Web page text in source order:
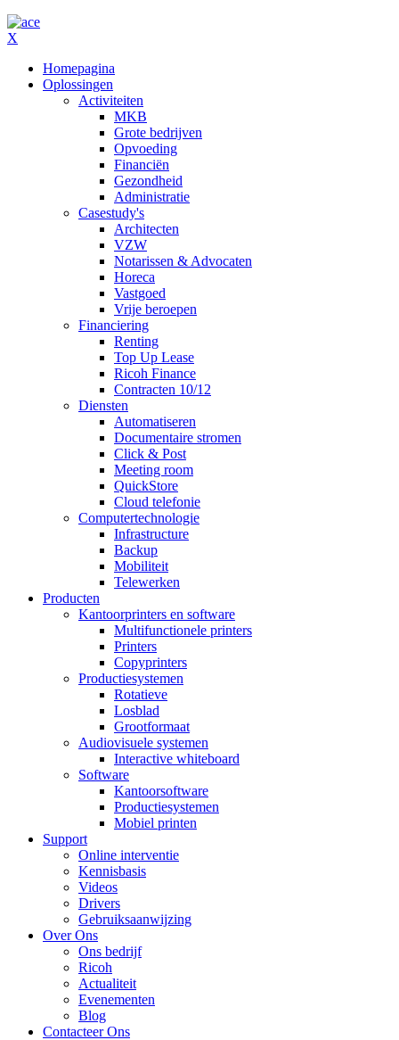
X
Homepagina
Oplossingen
Activiteiten
MKB
Grote bedrijven
Opvoeding
Financiën
Gezondheid
Administratie
Casestudy's
Architecten
VZW
Notarissen & Advocaten
Horeca
Vastgoed
Vrije beroepen
Financiering
Renting
Top Up Lease
Ricoh Finance
Contracten 10/12
Diensten
Automatiseren
Documentaire stromen
Click & Post
Meeting room
QuickStore
Cloud telefonie
Computertechnologie
Infrastructure
Backup
Mobiliteit
Telewerken
Producten
Kantoorprinters en software
Multifunctionele printers
Printers
Copyprinters
Productiesystemen
Rotatieve
Losblad
Grootformaat
Audiovisuele systemen
Interactive whiteboard
Software
Kantoorsoftware
Productiesystemen
Mobiel printen
Support
Online interventie
Kennisbasis
Videos
Drivers
Gebruiksaanwijzing
Over Ons
Ons bedrijf
Ricoh
Actualiteit
Evenementen
Blog
Contacteer Ons